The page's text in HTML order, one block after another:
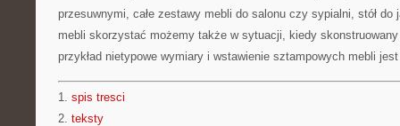
przesuwnymi, całe zestawy mebli do salonu czy sypialni, stół do
mebli skorzystać możemy także w sytuacji, kiedy
przykład nietypowe wymiary i wstawienie sztampowych mebli
1. spis tresci
2. teksty